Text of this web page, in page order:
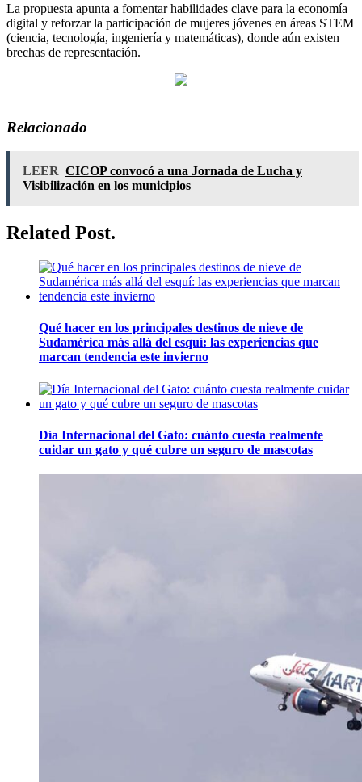
La propuesta apunta a fomentar habilidades clave para la economía
digital y reforzar la participación de mujeres jóvenes en áreas STEM
(ciencia, tecnología, ingeniería y matemáticas), donde aún existen
brechas de representación.
Relacionado
LEER CICOP convocó a una Jornada de Lucha y
Visibilización en los municipios
Related Post.
Qué hacer en los principales destinos de nieve de
Sudamérica más allá del esquí: las experiencias que
marcan tendencia este invierno
Día Internacional del Gato: cuánto cuesta realmente
cuidar un gato y qué cubre un seguro de mascotas